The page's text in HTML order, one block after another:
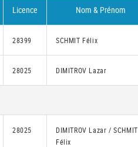
Licence Nom & Prénom
28399 SCHMIT Félix
28025 DIMITROV Lazar
28025
DIMITROV Lazar / SCHMIT
Félix